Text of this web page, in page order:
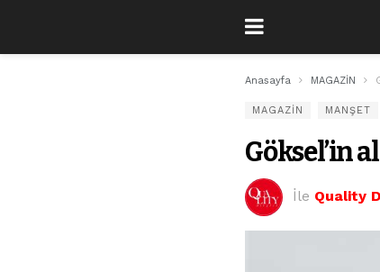
Anasayfa MAGAZİN
MAGAZİN MANŞET
Göksel’in
İle Quality